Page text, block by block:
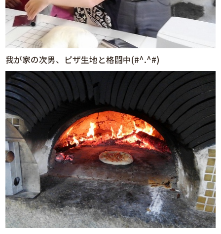
我が家の次男、ピザ生地と格闘中(#^.^#)